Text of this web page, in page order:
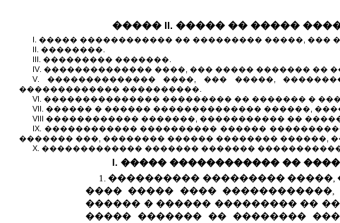
����� II. ����� �� �����
I . ����� ������������ �� ��������� �����,
II . ��������.
III . ��������� �������.
IV. �������������� ����, ��� ����� ������� ��
V. �������������� ����, ��� �����,
������������� ����������.
VI . ��������������� ��������� �� ������� �
VII . ������ � ������ �������������� ������,
VIII ������������ �������, ����������� ��
IX. ������������ ���������� ������
������� ���, �������� ������ �������� ������,
X. ������������� ������� �������
I. ����� ������������ ��
1. ���������� ���������
���� ����� ����
������ � ������ ��������� ��
����� ������� �� ��������